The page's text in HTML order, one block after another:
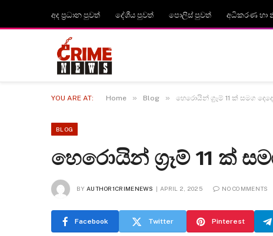
අද ප්‍රධාන පුවත් දේශීය පුවත් පොලිස් පුවත් අධිකරණ හා
YOU ARE AT: Home » Blog » හෙරොයින් ග්‍රෑම් 11 ක් සමග
BLOG
හෙරොයින් ග්‍රෑම් 11 ක්
BY AUTHOR1CRIMENEWS APRIL 2, 2025 NO COMMENTS
Facebook Twitter Pinterest